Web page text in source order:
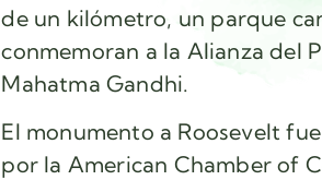
de un kilómetro, un parque
conmemoran a la Alianza del
Mahatma Gandhi.
El monumento a Roosevelt
por la American Chamber of